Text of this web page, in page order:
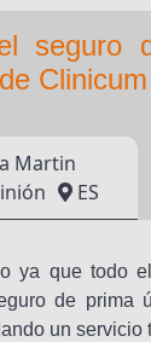
seguro
Clinicum
Martin
ES
ya que todo
de prima
un servicio